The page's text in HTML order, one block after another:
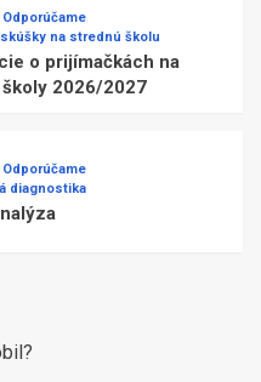
Odporúčame
na strednú školu
o prijímačkách na
2026/2027
Odporúčame
diagnostika